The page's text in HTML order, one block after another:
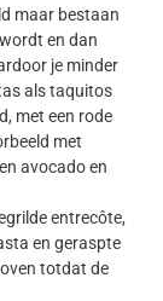
maar bestaan
en dan
je minder
als taquitos
met een rode
met
avocado en
entrecôte,
en geraspte
totdat de